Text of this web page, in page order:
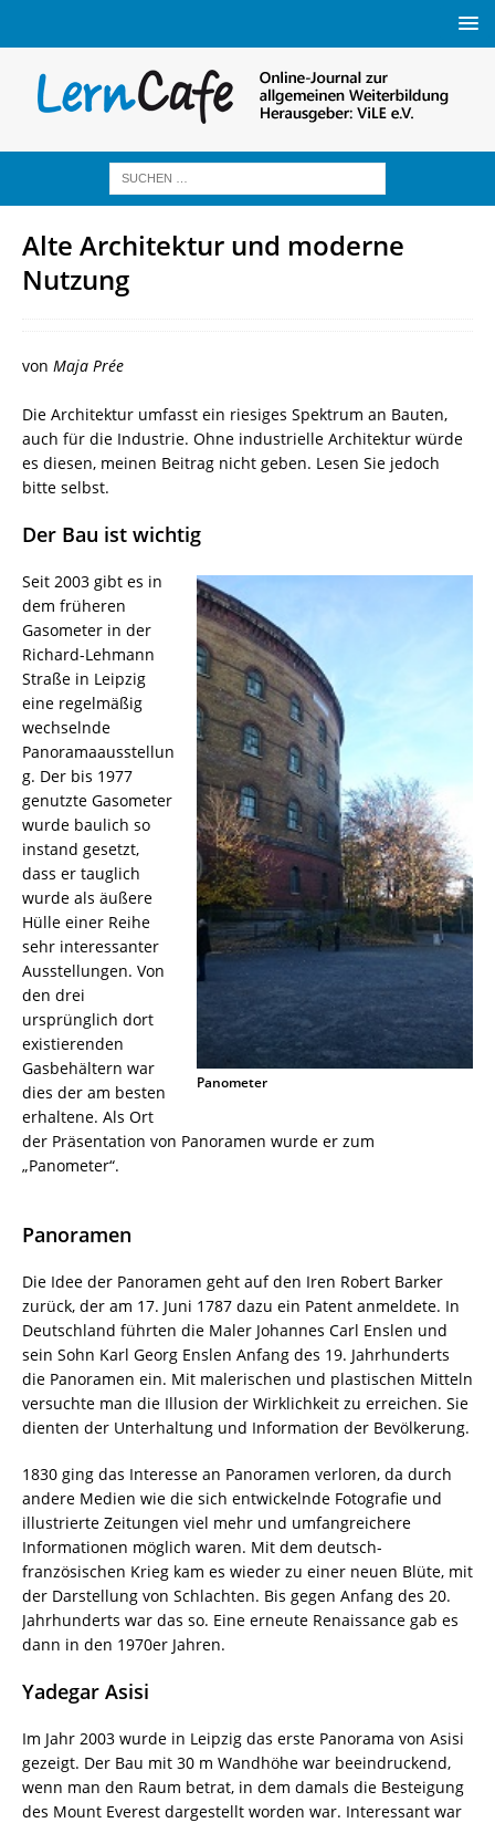
Alte Architektur und moderne
Nutzung
von Maja Prée
Die Architektur umfasst ein riesiges Spektrum an Bauten,
auch für die Industrie. Ohne industrielle Architektur würde
es diesen, meinen Beitrag nicht geben. Lesen Sie jedoch
bitte selbst.
Der Bau ist wichtig
Panometer
Seit 2003 gibt es in
dem früheren
Gasometer in der
Richard-Lehmann
Straße in Leipzig
eine regelmäßig
wechselnde
Panoramaausstellun
g. Der bis 1977
genutzte Gasometer
wurde baulich so
instand gesetzt,
dass er tauglich
wurde als äußere
Hülle einer Reihe
sehr interessanter
Ausstellungen. Von
den drei
ursprünglich dort
existierenden
Gasbehältern war
dies der am besten
erhaltene. Als Ort
der Präsentation von Panoramen wurde er zum
„Panometer“.
Panoramen
Die Idee der Panoramen geht auf den Iren Robert Barker
zurück, der am 17. Juni 1787 dazu ein Patent anmeldete. In
Deutschland führten die Maler Johannes Carl Enslen und
sein Sohn Karl Georg Enslen Anfang des 19. Jahrhunderts
die Panoramen ein. Mit malerischen und plastischen Mitteln
versuchte man die Illusion der Wirklichkeit zu erreichen. Sie
dienten der Unterhaltung und Information der Bevölkerung.
1830 ging das Interesse an Panoramen verloren, da durch
andere Medien wie die sich entwickelnde Fotografie und
illustrierte Zeitungen viel mehr und umfangreichere
Informationen möglich waren. Mit dem deutsch-
französischen Krieg kam es wieder zu einer neuen Blüte, mit
der Darstellung von Schlachten. Bis gegen Anfang des 20.
Jahrhunderts war das so. Eine erneute Renaissance gab es
dann in den 1970er Jahren.
Yadegar Asisi
Im Jahr 2003 wurde in Leipzig das erste Panorama von Asisi
gezeigt. Der Bau mit 30 m Wandhöhe war beeindruckend,
wenn man den Raum betrat, in dem damals die Besteigung
des Mount Everest dargestellt worden war. Interessant war